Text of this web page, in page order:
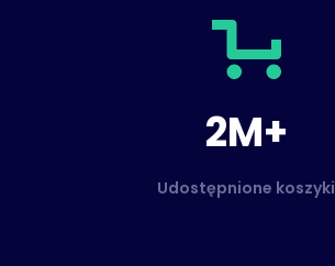
2M+
Udostępnione koszyki